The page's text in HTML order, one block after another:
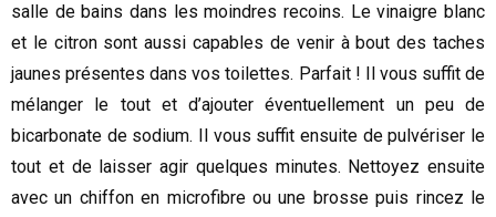
salle de bains dans les moindres recoins. Le vinaigre blanc
et le citron sont aussi capables de venir à bout des taches
jaunes présentes dans vos toilettes. Parfait ! Il vous suffit de
mélanger le tout et d’ajouter éventuellement un peu de
bicarbonate de sodium. Il vous suffit ensuite de pulvériser le
tout et de laisser agir quelques minutes. Nettoyez ensuite
avec un chiffon en microfibre ou une brosse puis rincez le